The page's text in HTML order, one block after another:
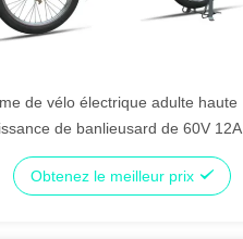
de vélo électrique adulte haute
de banlieusard de 60V 12Ah
avec long CG. Seat
Obtenez le meilleur prix